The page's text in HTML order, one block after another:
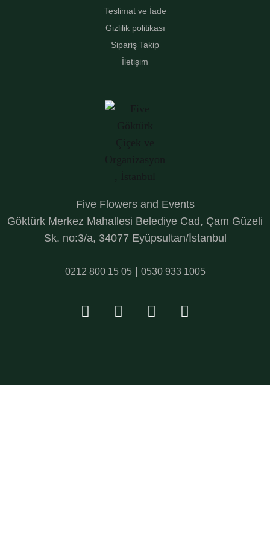
Teslimat ve İade
Gizlilik politikası
Sipariş Takip
İletişim
Five Flowers and Events
Göktürk Merkez Mahallesi Belediye Cad, Çam Güzeli
Sk. no:3/a, 34077 Eyüpsultan/İstanbul
0212 800 15 05| 0530 933 1005